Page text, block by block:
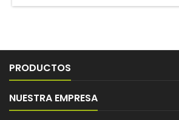
PRODUCTOS
NUESTRA EMPRESA